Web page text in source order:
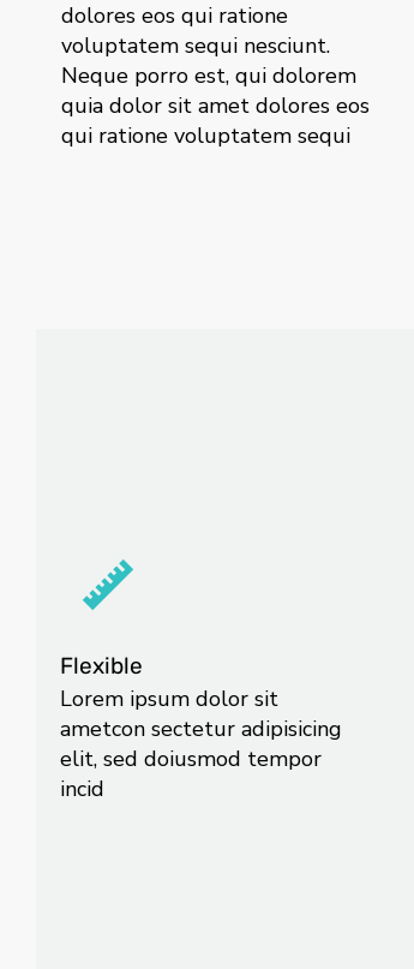
dolores eos qui ratione
voluptatem sequi nesciunt.
Neque porro est, qui dolorem
quia dolor sit amet dolores eos
qui ratione voluptatem sequi
Flexible
Lorem ipsum dolor sit
ametcon sectetur adipisicing
elit, sed doiusmod tempor
incid